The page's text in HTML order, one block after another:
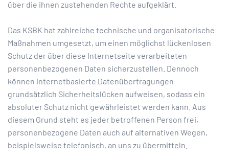
über die ihnen zustehenden Rechte aufgeklärt.
Das KSBK hat zahlreiche technische und organisatorische
Maßnahmen umgesetzt, um einen möglichst lückenlosen
Schutz der über diese Internetseite verarbeiteten
personenbezogenen Daten sicherzustellen. Dennoch
können internetbasierte Datenübertragungen
grundsätzlich Sicherheitslücken aufweisen, sodass ein
absoluter Schutz nicht gewährleistet werden kann. Aus
diesem Grund steht es jeder betroffenen Person frei,
personenbezogene Daten auch auf alternativen Wegen,
beispielsweise telefonisch, an uns zu übermitteln.